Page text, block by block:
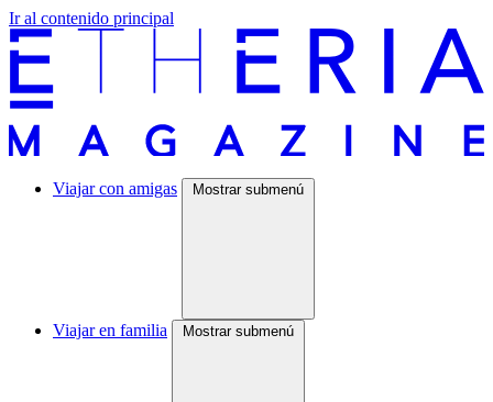
Ir al contenido principal
Viajar con amigas Mostrar submenú
Viajar en familia Mostrar submenú